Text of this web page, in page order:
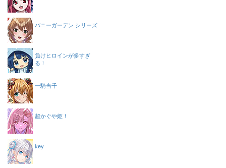
バニーガーデン シリーズ
負けヒロインが多すぎ
る！
一騎当千
超かぐや姫！
key